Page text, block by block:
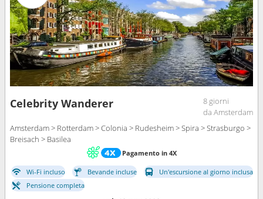
Celebrity Wanderer
8 giorni
da Amsterdam
Amsterdam > Rotterdam > Colonia > Rudesheim > Spira > Strasburgo >
Breisach > Basilea
Pagamento in 4X
Wi-Fi incluso Bevande incluse
Un'escursione al giorno inclusa
Pensione completa